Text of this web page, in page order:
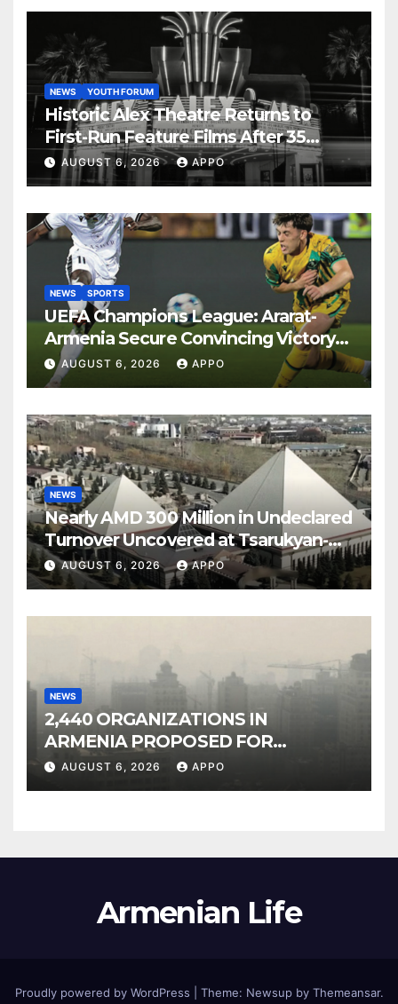
NEWS YOUTH FORUM
Historic Alex Theatre Returns to
First-Run Feature Films After 35
Years
AUGUST 6, 2026 APPO
NEWS SPORTS
UEFA Champions League: Ararat-
Armenia Secure Convincing Victory
Over Shamrock Rovers 2-0
AUGUST 6, 2026 APPO
NEWS
Nearly AMD 300 Million in Undeclared
Turnover Uncovered at Tsarukyan-
Owned Entertainment Center
AUGUST 6, 2026 APPO
NEWS
2,440 ORGANIZATIONS IN
ARMENIA PROPOSED FOR
INCLUSION IN LIST OF AIR
POLLUTERS
AUGUST 6, 2026 APPO
Armenian Life
Proudly powered by WordPress Theme: Newsup by Themeansar.